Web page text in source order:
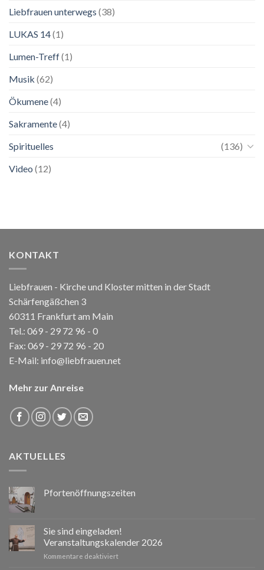
Liebfrauen unterwegs (38)
LUKAS 14(1)
Lumen-Treff(1)
Musik (62)
Ökumene(4)
Sakramente(4)
Spirituelles
(136)
Video (12)
KONTAKT
Liebfrauen - Kirche und Kloster mitten in der Stadt
Schärfengäßchen 3
60311 Frankfurt am Main
Tel.: 069 - 29 72 96 - 0
Fax: 069 - 29 72 96 - 20
E-Mail: info@liebfrauen.net
Mehr zur Anreise
AKTUELLES
Pfortenöffnungszeiten
Sie sind eingeladen!
Veranstaltungskalender 2026
Kommentare deaktiviertfür